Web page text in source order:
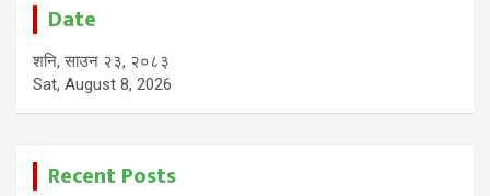
Date
शनि, साउन २३, २०८३
Sat, August 8, 2026
Recent Posts